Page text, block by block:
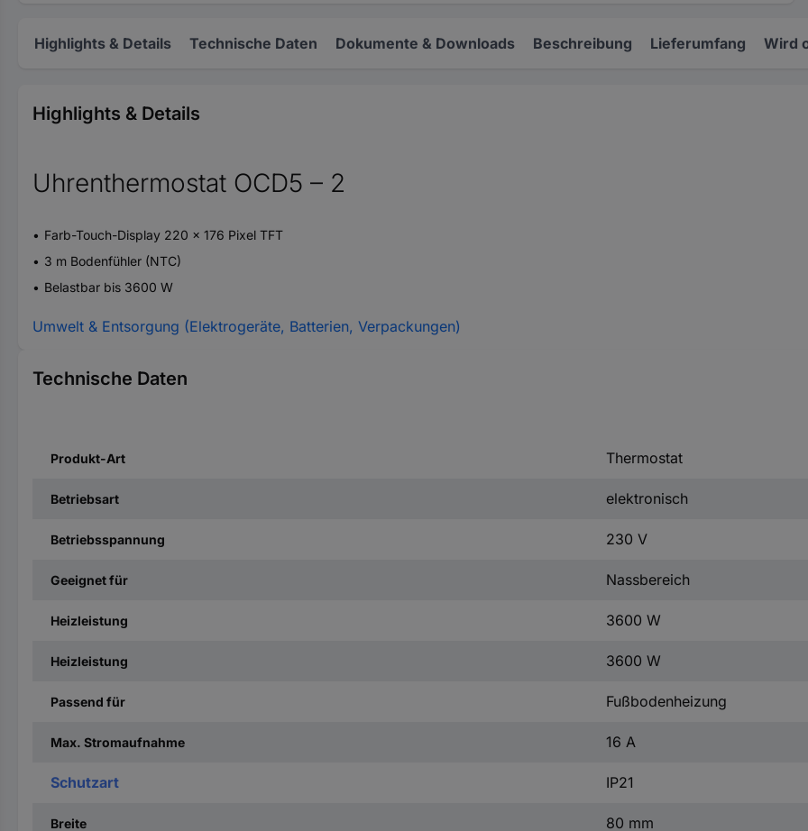
Highlights & Details Technische Daten Dokumente & Downloads Beschreibung Lieferumfang Wird
Highlights & Details
Uhrenthermostat OCD5 – 2
Farb-Touch-Display 220 x 176 Pixel TFT
3 m Bodenfühler (NTC)
Belastbar bis 3600 W
Umwelt & Entsorgung (Elektrogeräte, Batterien, Verpackungen)
Technische Daten
Produkt-Art Thermostat
Betriebsart elektronisch
Betriebsspannung 230 V
Geeignet für Nassbereich
Heizleistung 3600 W
Heizleistung 3600 W
Passend für Fußbodenheizung
Max. Stromaufnahme 16 A
Schutzart IP21
Breite 80 mm